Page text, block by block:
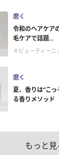
磨く
令和のヘアケア
毛ケアで話題...
＃ビューティーニ
磨く
夏、香りは“こ
る香りメソッド
もっと見